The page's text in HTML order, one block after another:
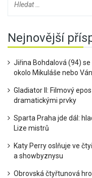
Nejnovější
Jiřina Bohdalová (94)
okolo Mikuláše nebo
Gladiator II: Filmový
dramatickými prvky
Sparta Praha jde dál:
Lize mistrů
Katy Perry oslňuje ve
a showbyznysu
Obrovská čtyřtunová